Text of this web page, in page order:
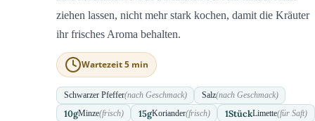
ziehen lassen, nicht mehr stark kochen, damit die Kräuter
ihr frisches Aroma behalten.
Wartezeit 5 min
Schwarzer Pfeffer(nach Geschmack) Salz(nach Geschmack)
10gMinze(frisch) 15gKoriander(frisch) 1StückLimette(für Saft)